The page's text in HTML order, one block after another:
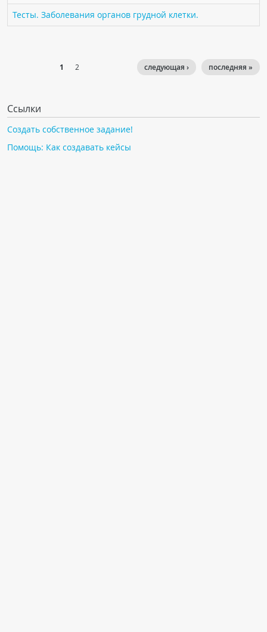
Тесты. Заболевания органов грудной клетки.
1 2 последняя »
следующая ›
Ссылки
Создать собственное задание!
Помощь: Как создавать кейсы